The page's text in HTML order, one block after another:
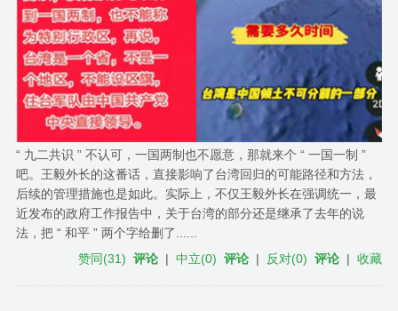
“ 九二共识 ” 不认可，一国两制也不愿意，那就来个 “ 一国一制 ”
吧。王毅外长的这番话，直接影响了台湾回归的可能路径和方法，
后续的管理措施也是如此。实际上，不仅王毅外长在强调统一，最
近发布的政府工作报告中，关于台湾的部分还是继承了去年的说
法，把 “ 和平 ” 两个字给删了......
赞同(31) 评论 |中立(0) 评论 | 反对(0) 评论 |收藏